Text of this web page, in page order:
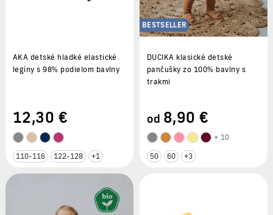
AKA detské hladké elastické
legíny s 98% podielom bavlny
12,30 €
110-116 122-128 +1
BESTSELLER
DUCIKA klasické detské
pančušky zo 100% bavlny s
trakmi
od 8,90 €
+ 10
50 60 +3